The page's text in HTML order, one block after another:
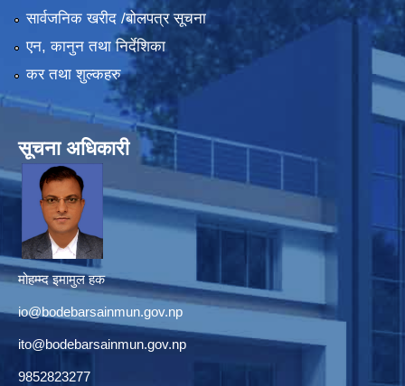
सार्वजनिक खरीद /बोलपत्र सूचना
एन, कानुन तथा निर्देशिका
कर तथा शुल्कहरु
सूचना अधिकारी
मोहम्म्द इमामुल हक
io@bodebarsainmun.gov.np
ito@bodebarsainmun.gov.np
9852823277